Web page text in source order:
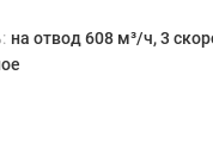
на отвод 608 м³/ч, 3